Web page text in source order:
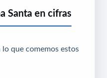
Santa en cifras
que comemos estos